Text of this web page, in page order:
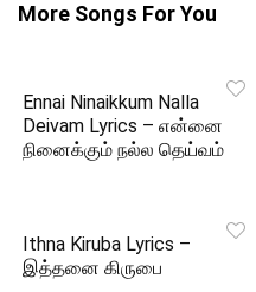
More Songs For You
Ennai Ninaikkum Nalla
Deivam Lyrics – என்னை
நினைக்கும் நல்ல தெய்வம்
Ithna Kiruba Lyrics –
இத்தனை கிருபை